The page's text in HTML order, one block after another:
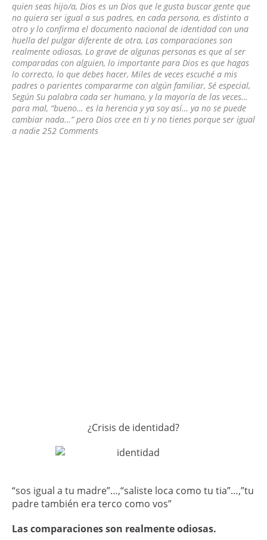
quien seas hijo/a, Dios es un Dios que le gusta buscar gente que
no quiera ser igual a sus padres, en cada persona, es distinto a
otro y lo confirma el documento nacional de identidad con una
huella del pulgar diferente de otra, Las comparaciones son
realmente odiosas, Lo grave de algunas personas es que al ser
comparadas con alguien, lo importante para Dios es que hagas
lo correcto, lo que debes hacer, Miles de veces escuché a mis
padres o parientes compararme con algún familiar, Sé especial,
Según Su palabra cada ser humano, y la mayoría de las veces…
para mal, “bueno… es la herencia y ya soy así… ya no se puede
cambiar nada…” pero Dios cree en ti y no tienes porque ser igual
a nadie 252 Comments
¿Crisis de identidad?
“sos igual a tu madre”…,“saliste loca como tu tia”…,”tu
padre también era terco como vos”
Las comparaciones son realmente odiosas.